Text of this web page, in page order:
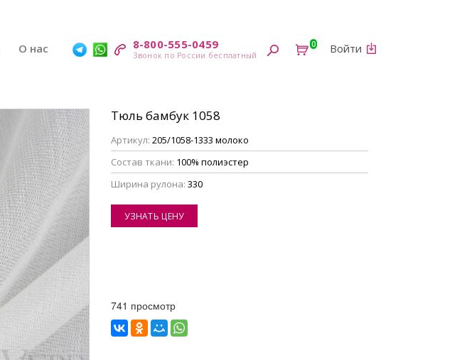
Войти
0
8-800-555-0459
О нас
Тюль бамбук 1058
Артикул:205/1058-1333 молоко
Состав ткани: 100% полиэстер
Ширина рулона:330
УЗНАТЬ ЦЕНУ
741 просмотр